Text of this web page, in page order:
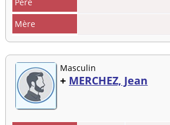
Mère
Masculin
+ MERCHEZ, Jean